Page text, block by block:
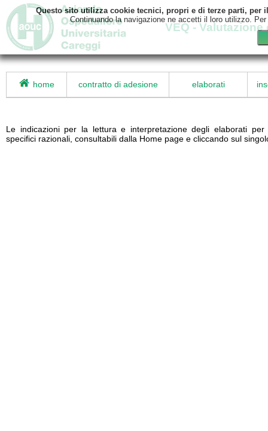
VEQ -
home contratto di adesione elaborati
Le indicazioni per la lettura e interpretazione degli elaborati
specifici razionali, consultabili dalla Home page e cliccando sul
Questo sito utilizza cookie tecnici, propri e di terze parti,
Continuando la navigazione ne accetti il loro utilizzo.